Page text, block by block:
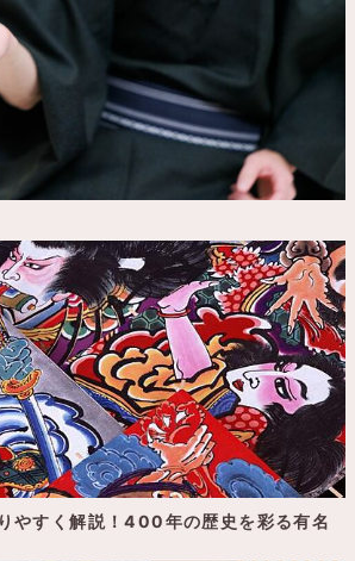
やすく解説！400年の歴史を彩る有名